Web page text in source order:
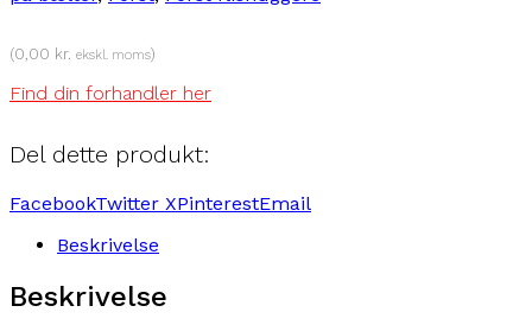
(0,00 kr. ekskl. moms)
Find din forhandler her
Del dette produkt:
FacebookTwitter XPinterestEmail
Beskrivelse
Beskrivelse